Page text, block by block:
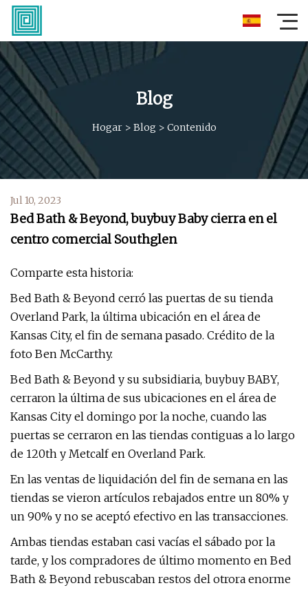
Blog
Hogar> Blog > Contenido
Jul 10, 2023
Bed Bath & Beyond, buybuy Baby cierra en el
centro comercial Southglen
Comparte esta historia:
Bed Bath & Beyond cerró las puertas de su tienda
Overland Park, la última ubicación en el área de
Kansas City, el fin de semana pasado. Crédito de la
foto Ben McCarthy.
Bed Bath & Beyond y su subsidiaria, buybuy BABY,
cerraron la última de sus ubicaciones en el área de
Kansas City el domingo por la noche, cuando las
puertas se cerraron en las tiendas contiguas a lo largo
de 120th y Metcalf en Overland Park.
En las ventas de liquidación del fin de semana en las
tiendas se vieron artículos rebajados entre un 80% y
un 90% y no se aceptó efectivo en las transacciones.
Ambas tiendas estaban casi vacías el sábado por la
tarde, y los compradores de último momento en Bed
Bath & Beyond rebuscaban restos del otrora enorme